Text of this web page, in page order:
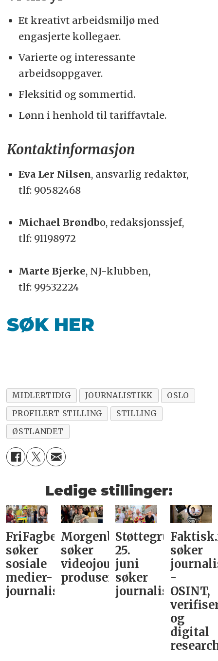
Et kreativt arbeidsmiljø med
engasjerte kollegaer.
Varierte og interessante
arbeidsoppgaver.
Fleksitid og sommertid.
Lønn i henhold til tariffavtale.
Kontaktinformasjon
Eva Ler Nilsen, ansvarlig redaktør,
tlf: 90582468
Michael Brøndbo, redaksjonssjef,
tlf: 91198972
Marte Bjerke, NJ-klubben,
tlf: 99532224
SØK HER
MIDLERTIDIG JOURNALISTIKK
OSLO
PROFILERT STILLING
STILLING
ØSTLANDET
Ledige stillinger:
FriFagbevegelse
søker
sosiale
medier-
journalist
Morgenbladet
søker
videojournalist/podkast-
produsent
Støttegruppa
25.
juni
søker
journalist
søker
-
OSINT,
og
digital